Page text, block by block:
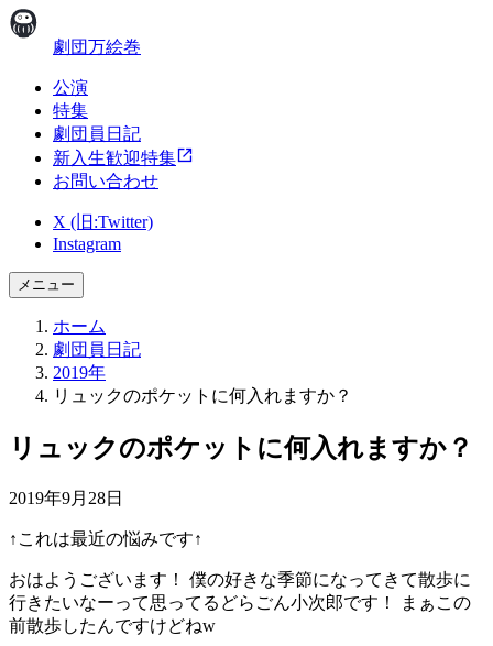
劇団万絵巻
公演
特集
劇団員日記
新入生歓迎特集
お問い合わせ
X (旧:Twitter)
Instagram
メニュー
ホーム
劇団員日記
2019年
リュックのポケットに何入れますか？
リュックのポケットに何入れますか？
2019年9月28日
↑これは最近の悩みです↑
おはようございます！ 僕の好きな季節になってきて散歩に
行きたいなーって思ってるどらごん小次郎です！ まぁこの
前散歩したんですけどねw